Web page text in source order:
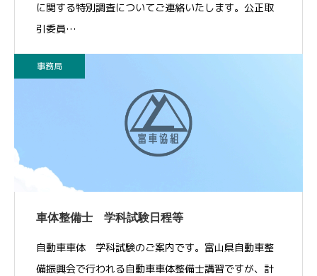
に関する特別調査についてご連絡いたします。公正取
引委員…
事務局
車体整備士 学科試験日程等
自動車車体 学科試験のご案内です。富山県自動車整
備振興会で行われる自動車車体整備士講習ですが、計